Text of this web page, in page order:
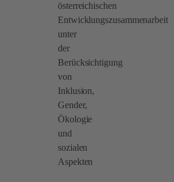
österreichischen
Entwicklungszusammenarbeit
unter
der
Berücksichtigung
von
Inklusion,
Gender,
Ökologie
und
sozialen
Aspekten